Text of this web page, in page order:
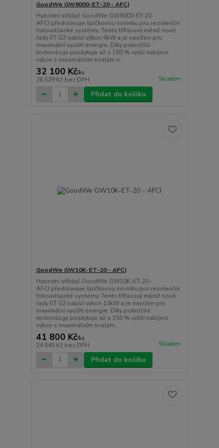
GoodWe GW8000-ET-20 - AFCI
Hybridní střídač GoodWe GW8000-ET-20
AFCI představuje špičkovou novinku pro rezidenční
fotovoltaické systémy. Tento třífázový měnič nové
řady ET G2 nabízí výkon 8kW a je navržen pro
maximální využití energie. Díky pokročilé
technologii poskytuje až o 150 % vyšší nabíjecí
výkon s maximálním trvalým n...
32 100 Kč/ks
26 529 Kč bez DPH Skladem
Přidat do košíku
GoodWe GW10K-ET-20 - AFCI
Hybridní střídač GoodWe GW10K-ET-20 -
AFCI představuje špičkovou novinku pro rezidenční
fotovoltaické systémy. Tento třífázový měnič nové
řady ET G2 nabízí výkon 10kW a je navržen pro
maximální využití energie. Díky pokročilé
technologii poskytuje až o 150 % vyšší nabíjecí
výkon s maximálním trvalým...
41 800 Kč/ks
34 545 Kč bez DPH Skladem
Přidat do košíku